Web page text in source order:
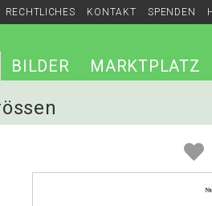
RECHTLICHES KONTAKT SPENDEN
BILDER MARKTPLATZ